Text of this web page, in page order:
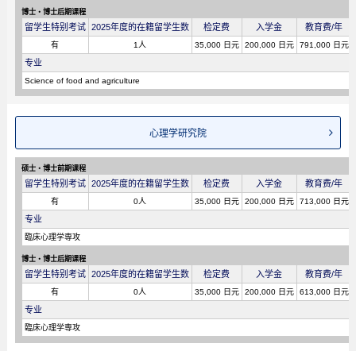
博士・博士后期课程
留学生特别考试 2025年度的在籍留学生数 检定费 入学金 教育费/年
有 1人 35,000 日元 200,000 日元 791,000 日元
专业
Science of food and agriculture
心理学研究院
硕士・博士前期课程
留学生特别考试 2025年度的在籍留学生数 检定费 入学金 教育费/年
有 0人 35,000 日元 200,000 日元 713,000 日元
专业
臨床心理学専攻
博士・博士后期课程
留学生特别考试 2025年度的在籍留学生数 检定费 入学金 教育费/年
有 0人 35,000 日元 200,000 日元 613,000 日元
专业
臨床心理学専攻